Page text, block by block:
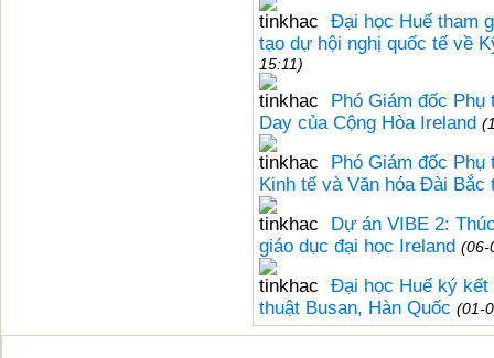
Đại học Huế tham
tạo dự hội nghị quốc tế về
15:11)
Phó Giám đốc
Day của Cộng Hòa Ireland
Phó Giám đốc
Kinh tế và Văn hóa Đài Bắc
Dự án VIBE 2:
giáo dục đại học Ireland (06-
Đại học Huế ký
thuật Busan, Hàn Quốc (01-